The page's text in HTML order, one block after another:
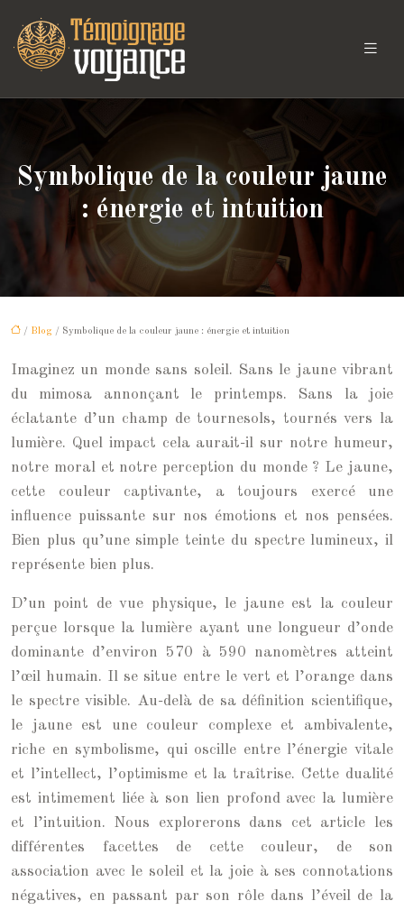
Symbolique de la couleur jaune
: énergie et intuition
/ Blog / Symbolique de la couleur jaune : énergie et intuition
Imaginez un monde sans soleil. Sans le jaune vibrant
du mimosa annonçant le printemps. Sans la joie
éclatante d’un champ de tournesols, tournés vers la
lumière. Quel impact cela aurait-il sur notre humeur,
notre moral et notre perception du monde ? Le jaune,
cette couleur captivante, a toujours exercé une
influence puissante sur nos émotions et nos pensées.
Bien plus qu’une simple teinte du spectre lumineux, il
représente bien plus.
D’un point de vue physique, le jaune est la couleur
perçue lorsque la lumière ayant une longueur d’onde
dominante d’environ 570 à 590 nanomètres atteint
l’œil humain. Il se situe entre le vert et l’orange dans
le spectre visible. Au-delà de sa définition scientifique,
le jaune est une couleur complexe et ambivalente,
riche en symbolisme, qui oscille entre l’énergie vitale
et l’intellect, l’optimisme et la traîtrise. Cette dualité
est intimement liée à son lien profond avec la lumière
et l’intuition. Nous explorerons dans cet article les
différentes facettes de cette couleur, de son
association avec le soleil et la joie à ses connotations
négatives, en passant par son rôle dans l’éveil de la